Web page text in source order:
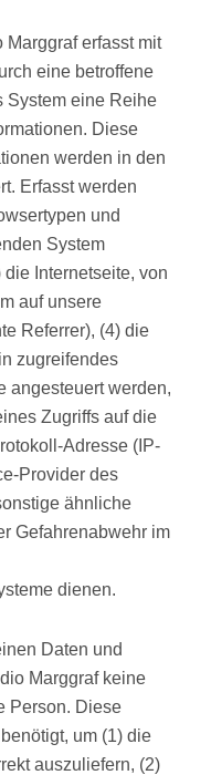
Marggraf erfasst mit
eine betroffene
System eine Reihe
Diese
werden in den
Erfasst werden
und
System
Internetseite, von
auf unsere
Referrer), (4) die
zugreifendes
angesteuert werden,
Zugriffs auf die
Adresse (IP-
Provider des
ähnliche
Gefahrenabwehr im
dienen.
Daten und
Marggraf keine
Person. Diese
um (1) die
auszuliefern, (2)